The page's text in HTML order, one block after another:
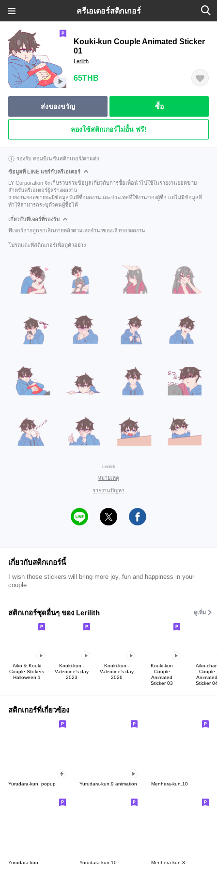
ครีเอเตอร์สติกเกอร์
Kouki-kun Couple Animated Sticker
01
Lerilith
65THB
ส่งของขวัญ ซื้อ
ลองใช้สติกเกอร์ไม่อั้น ฟรี!
รองรับ คอมบิเนชันสติกเกอร์/ตกแต่ง
ข้อมูลที่ LINE แชร์กับครีเอเตอร์
LY Corporation จะเก็บรวบรวมข้อมูลเกี่ยวกับการซื้อเพื่อนำไปใช้ในรายงานยอดขาย
สำหรับครีเอเตอร์ผู้สร้างผลงาน
รายงานยอดขายจะมีข้อมูลวันที่ซื้อผลงานและประเทศที่ใช้งานของผู้ซื้อ แต่ไม่มีข้อมูลที่
ทำให้สามารถระบุตัวตนผู้ซื้อได้
เกี่ยวกับฟีเจอร์ที่รองรับ
ฟีเจอร์อาจถูกยกเลิกภายหลังตามเจตจำนงของเจ้าของผลงาน
โปรดแตะที่สติกเกอร์เพื่อดูตัวอย่าง
Lerilith
หมายเหตุ
รายงานปัญหา
เกี่ยวกับสติกเกอร์นี้
I wish those stickers will bring more joy, fun and happiness in your
couple
สติกเกอร์ชุดอื่นๆ ของ Lerilith ดูเพิ่ม
Aiko & Kouki
Couple Stickers
Halloween 1
Kouki-kun -
Valentine's day
2023
Kouki-kun -
Valentine's day
2026
Kouki-kun
Couple
Animated
Sticker 03
Aiko-
Couple
Animated
Sticker
สติกเกอร์ที่เกี่ยวข้อง
Yurudara-kun. popup Yurudara-kun.9 animation Menhera-kun.10
Yurudara-kun. Yurudara-kun.10 Menhera-kun.3